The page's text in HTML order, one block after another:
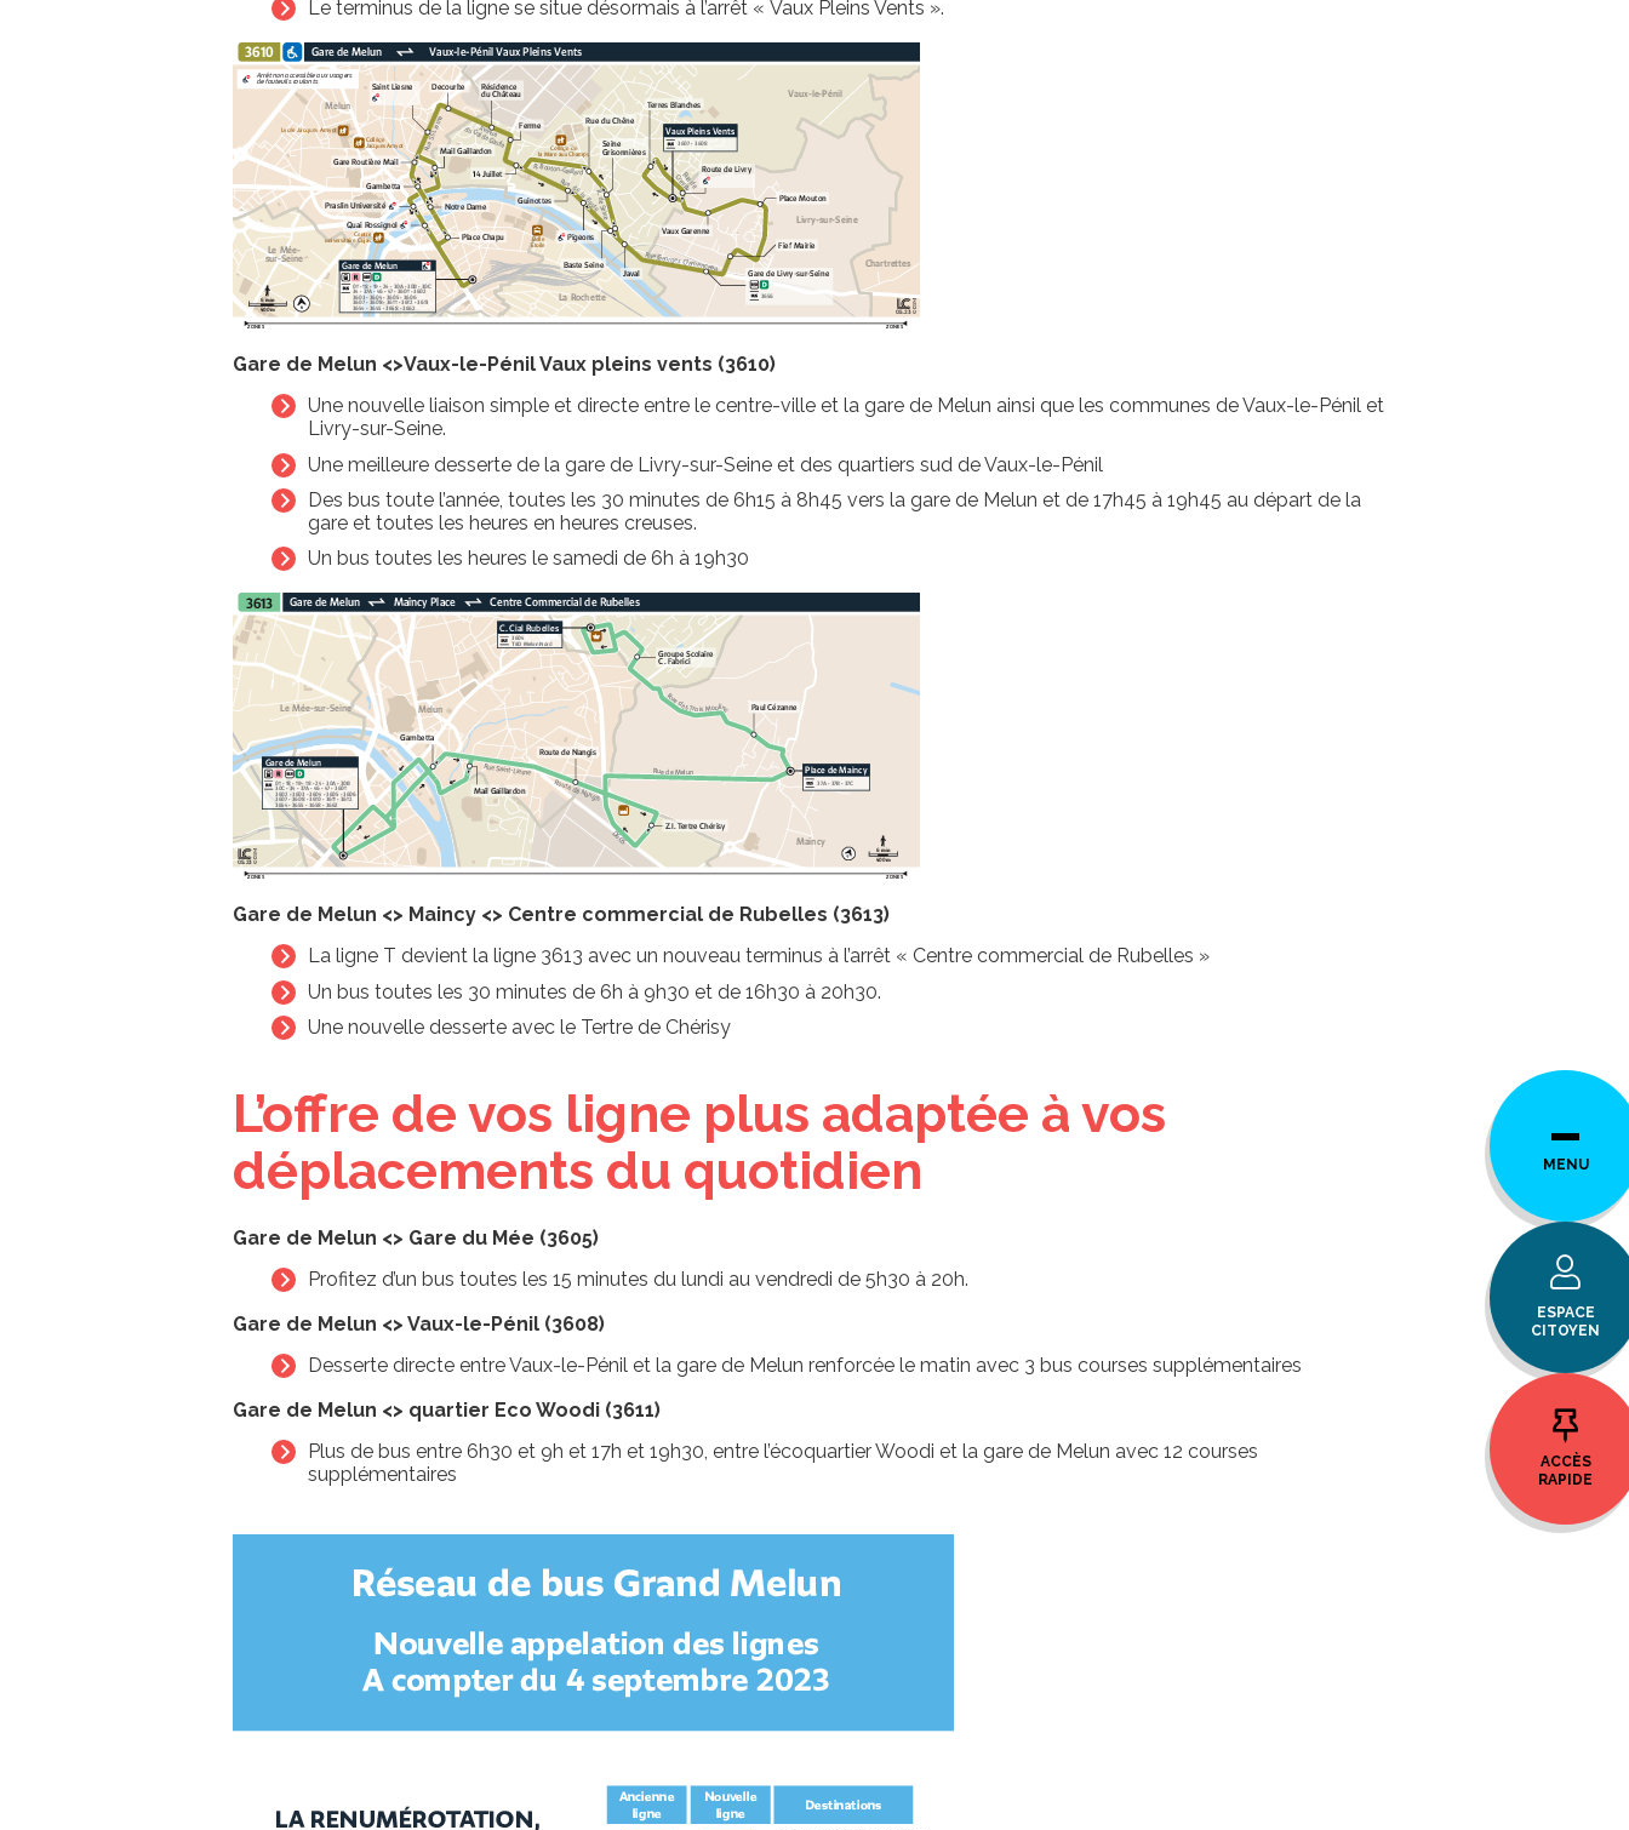
Le terminus de la ligne se situe désormais à l’arrêt « Vaux Pleins Vents ».
Gare de Melun <>Vaux-le-Pénil Vaux pleins vents (3610)
Une nouvelle liaison simple et directe entre le centre-ville et la gare de Melun ainsi que les communes de Vaux-le-Pénil et
Livry-sur-Seine.
Une meilleure desserte de la gare de Livry-sur-Seine et des quartiers sud de Vaux-le-Pénil
Des bus toute l’année, toutes les 30 minutes de 6h15 à 8h45 vers la gare de Melun et de 17h45 à 19h45 au départ de la
gare et toutes les heures en heures creuses.
Un bus toutes les heures le samedi de 6h à 19h30
Gare de Melun <> Maincy <> Centre commercial de Rubelles (3613)
La ligne T devient la ligne 3613 avec un nouveau terminus à l’arrêt « Centre commercial de Rubelles »
Un bus toutes les 30 minutes de 6h à 9h30 et de 16h30 à 20h30.
Une nouvelle desserte avec le Tertre de Chérisy
L’offre de vos ligne plus adaptée à vos
déplacements du quotidien
Gare de Melun <> Gare du Mée (3605)
Profitez d’un bus toutes les 15 minutes du lundi au vendredi de 5h30 à 20h.
Gare de Melun <> Vaux-le-Pénil (3608)
Desserte directe entre Vaux-le-Pénil et la gare de Melun renforcée le matin avec 3 bus courses supplémentaires
Gare de Melun <> quartier Eco Woodi (3611)
Plus de bus entre 6h30 et 9h et 17h et 19h30, entre l’écoquartier Woodi et la gare de Melun avec 12 courses
supplémentaires
MENU
ESPACE
CITOYEN
ACCÈS
RAPIDE